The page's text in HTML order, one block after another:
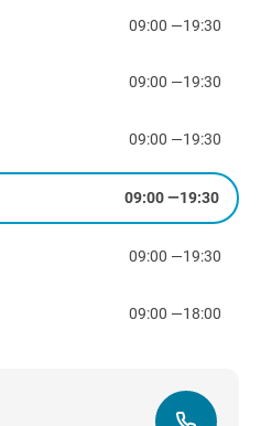
09:00 —19:30
09:00 —19:30
09:00 —19:30
09:00—19:30
09:00 —19:30
09:00 —18:00